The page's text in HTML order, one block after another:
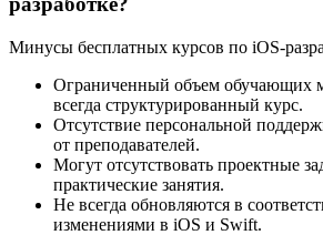
Минусы бесплатных курсов по iOS-
Ограниченный объем обучающих
всегда структурированный курс.
Отсутствие персональной
от преподавателей.
Могут отсутствовать проектные
практические занятия.
Не всегда обновляются в
изменениями в iOS и Swift.